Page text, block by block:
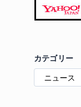
カテゴリー